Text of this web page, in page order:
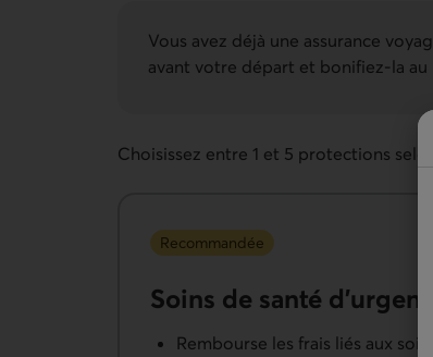
Vous avez déjà une assurance
avant votre départ et bonifiez-la au
Choisissez entre 1 et 5 protections
Recommandée
Soins de santé
Rembourse les frais liés aux